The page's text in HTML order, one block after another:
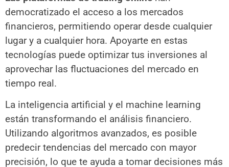
democratizado el acceso a los mercados
financieros, permitiendo operar desde cualquier
lugar y a cualquier hora. Apoyarte en estas
tecnologías puede optimizar tus inversiones al
aprovechar las fluctuaciones del mercado en
tiempo real.
La inteligencia artificial y el machine learning
están transformando el análisis financiero.
Utilizando algoritmos avanzados, es posible
predecir tendencias del mercado con mayor
precisión, lo que te ayuda a tomar decisiones más